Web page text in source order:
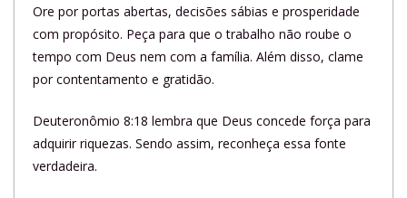
Ore por portas abertas, decisões sábias e prosperidade
com propósito. Peça para que o trabalho não roube o
tempo com Deus nem com a família. Além disso, clame
por contentamento e gratidão.
Deuteronômio 8:18 lembra que Deus concede força para
adquirir riquezas. Sendo assim, reconheça essa fonte
verdadeira.